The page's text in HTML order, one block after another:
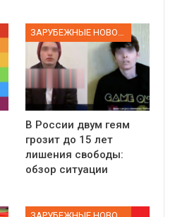
В России двум геям
грозит до 15 лет
лишения свободы:
обзор ситуации